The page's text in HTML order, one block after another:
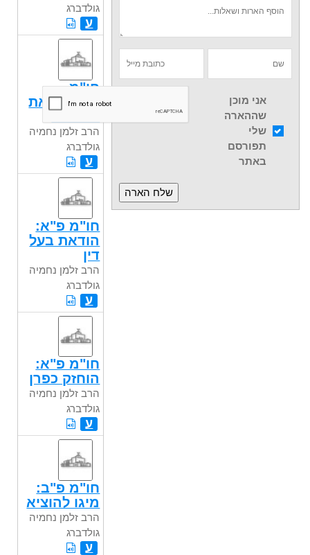
אני מוכן
שההארה
שלי
תפורסם
באתר
גולדברג
ע
חו"מ
פ"א:הודאת
הרב זלמן נחמיה
גולדברג
ע
חו"מ פ"א:
הודאת בעל
דין
הרב זלמן נחמיה
גולדברג
ע
חו"מ פ"א:
הוחזק כפרן
הרב זלמן נחמיה
גולדברג
ע
חו"מ פ"ב:
מיגו להוציא
הרב זלמן נחמיה
גולדברג
ע